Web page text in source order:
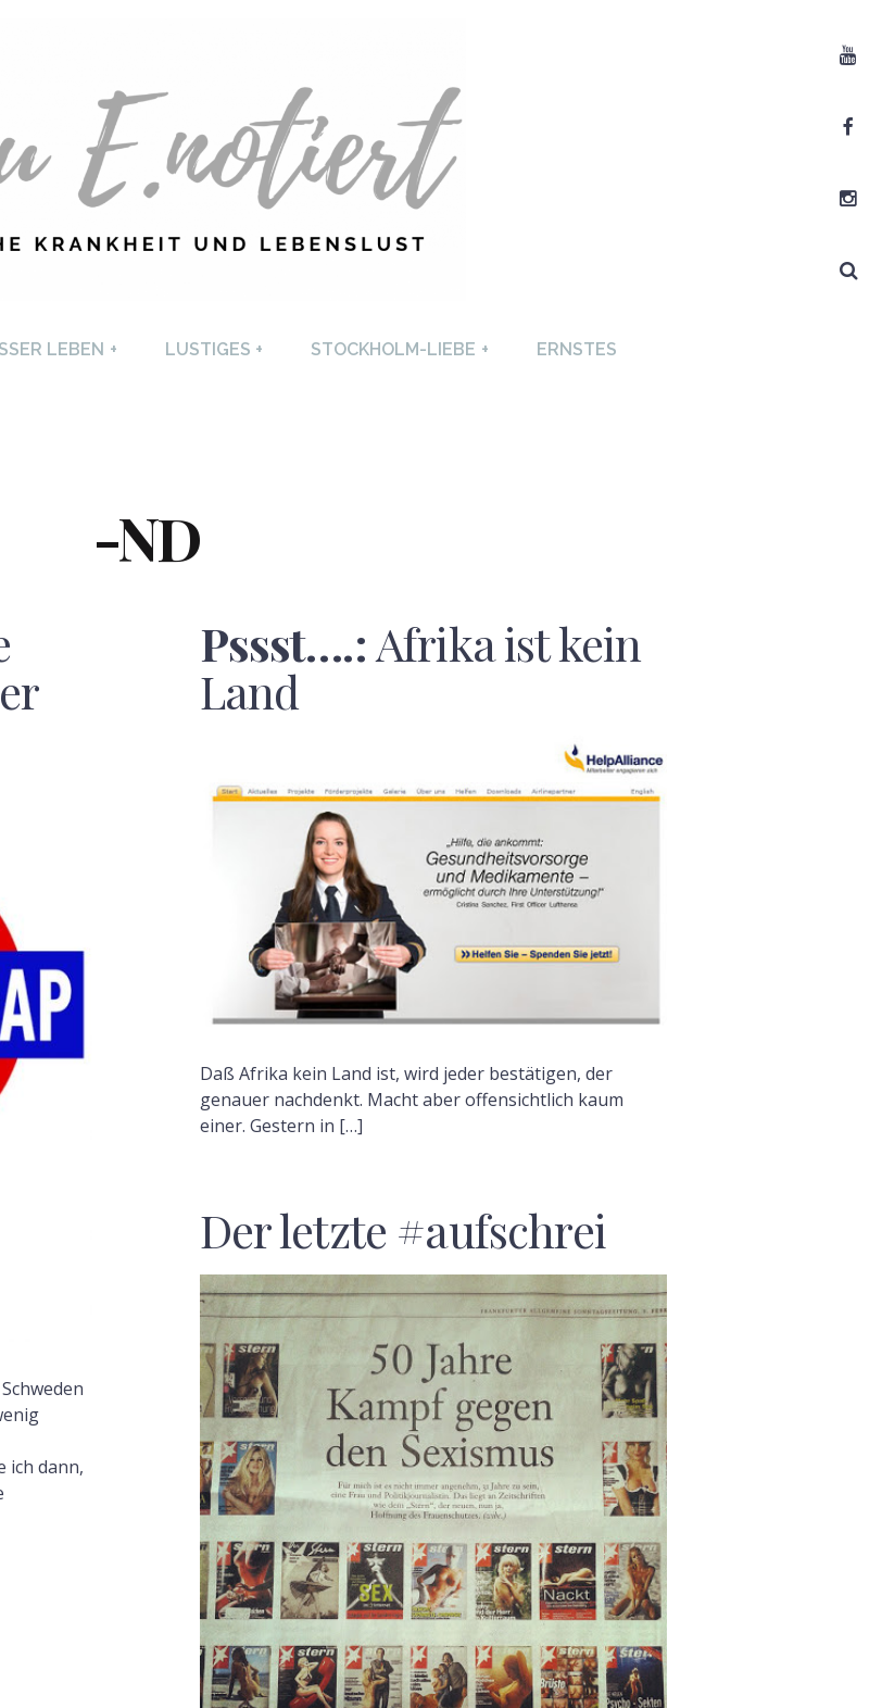
LEBENSLUST
LEBEN + LUSTIGES + STOCKHOLM-LIEBE + ERNSTES
-ND
ich dann,
Pssst….:Afrika ist kein
Land
F
Daß Afrika kein Land ist, wird jeder bestätigen, der
genauer nachdenkt. Macht aber offensichtlich kaum
einer. Gestern in […]
Der letzte #aufschrei
F